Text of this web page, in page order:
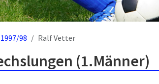
1997/98 Ralf Vetter
(1.Männer)